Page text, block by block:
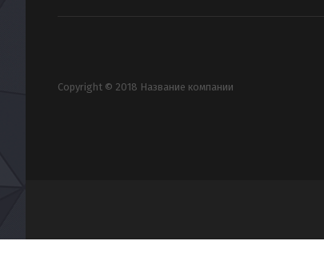
Copyright © 2018 Название компании